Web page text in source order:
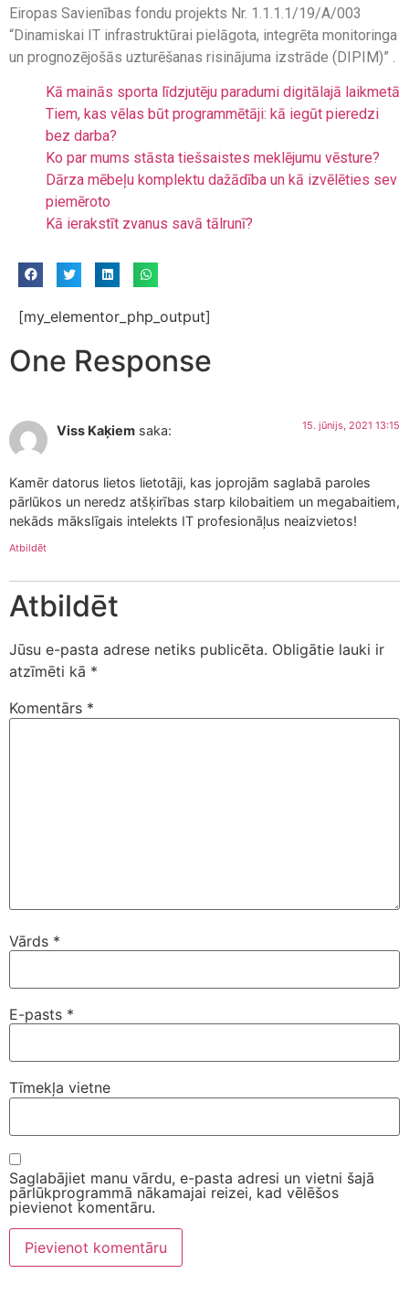
Eiropas Savienības fondu projekts Nr. 1.1.1.1/19/A/003
“Dinamiskai IT infrastruktūrai pielāgota, integrēta monitoringa
un prognozējošās uzturēšanas risinājuma izstrāde (DIPIM)” .
Kā mainās sporta līdzjutēju paradumi digitālajā laikmetā
Tiem, kas vēlas būt programmētāji: kā iegūt pieredzi
bez darba?
Ko par mums stāsta tiešsaistes meklējumu vēsture?
Dārza mēbeļu komplektu dažādība un kā izvēlēties sev
piemēroto
Kā ierakstīt zvanus savā tālrunī?
[my_elementor_php_output]
One Response
Viss Kaķiem saka: 15. jūnijs, 2021 13:15
Kamēr datorus lietos lietotāji, kas joprojām saglabā paroles
pārlūkos un neredz atšķirības starp kilobaitiem un megabaitiem,
nekāds mākslīgais intelekts IT profesionāļus neaizvietos!
Atbildēt
Atbildēt
Jūsu e-pasta adrese netiks publicēta. Obligātie lauki ir
atzīmēti kā *
Komentārs *
Vārds *
E-pasts *
Tīmekļa vietne
Saglabājiet manu vārdu, e-pasta adresi un vietni šajā
pārlūkprogrammā nākamajai reizei, kad vēlēšos
pievienot komentāru.